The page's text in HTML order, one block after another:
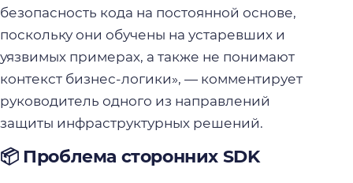
безопасность кода на постоянной основе,
поскольку они обучены на устаревших и
уязвимых примерах, а также не понимают
контекст бизнес-логики», — комментирует
руководитель одного из направлений
защиты инфраструктурных решений.
📦 Проблема сторонних SDK